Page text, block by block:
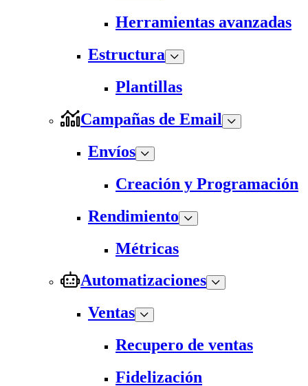
Herramientas avanzadas
Estructura
Plantillas
Campañas de Email
Envíos
Creación y Programación
Rendimiento
Métricas
Automatizaciones
Ventas
Recupero de ventas
Fidelización